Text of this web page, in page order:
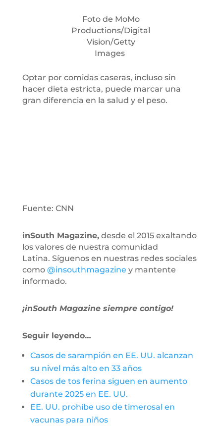
Foto de MoMo
Productions/Digital
Vision/Getty
Images
Optar por comidas caseras, incluso sin
hacer dieta estricta, puede marcar una
gran diferencia en la salud y el peso.
Fuente: CNN
inSouth Magazine,desde el 2015 exaltando
los valores de nuestra comunidad
Latina. Síguenos en nuestras redes sociales
como @insouthmagazine y mantente
informado.
¡inSouth Magazine siempre contigo!
Seguir leyendo…
Casos de sarampión en EE. UU. alcanzan
su nivel más alto en 33 años
Casos de tos ferina siguen en aumento
durante 2025 en EE. UU.
EE. UU. prohíbe uso de timerosal en
vacunas para niños